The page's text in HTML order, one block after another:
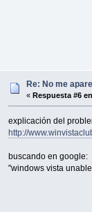
Re: No me
« Respuesta #6
explicación del
http://
buscando en google:
"windows vista